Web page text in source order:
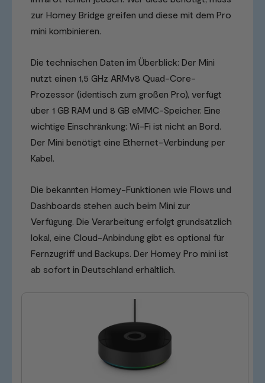
zur Homey Bridge greifen und diese mit dem Pro
mini kombinieren.
Die technischen Daten im Überblick: Der Mini
nutzt einen 1,5 GHz ARMv8 Quad-Core-
Prozessor (identisch zum großen Pro), verfügt
über 1 GB RAM und 8 GB eMMC-Speicher. Eine
wichtige Einschränkung: Wi-Fi ist nicht an Bord.
Der Mini benötigt eine Ethernet-Verbindung per
Kabel.
Die bekannten Homey-Funktionen wie Flows und
Dashboards stehen auch beim Mini zur
Verfügung. Die Verarbeitung erfolgt grundsätzlich
lokal, eine Cloud-Anbindung gibt es optional für
Fernzugriff und Backups. Der Homey Pro mini ist
ab sofort in Deutschland erhältlich.